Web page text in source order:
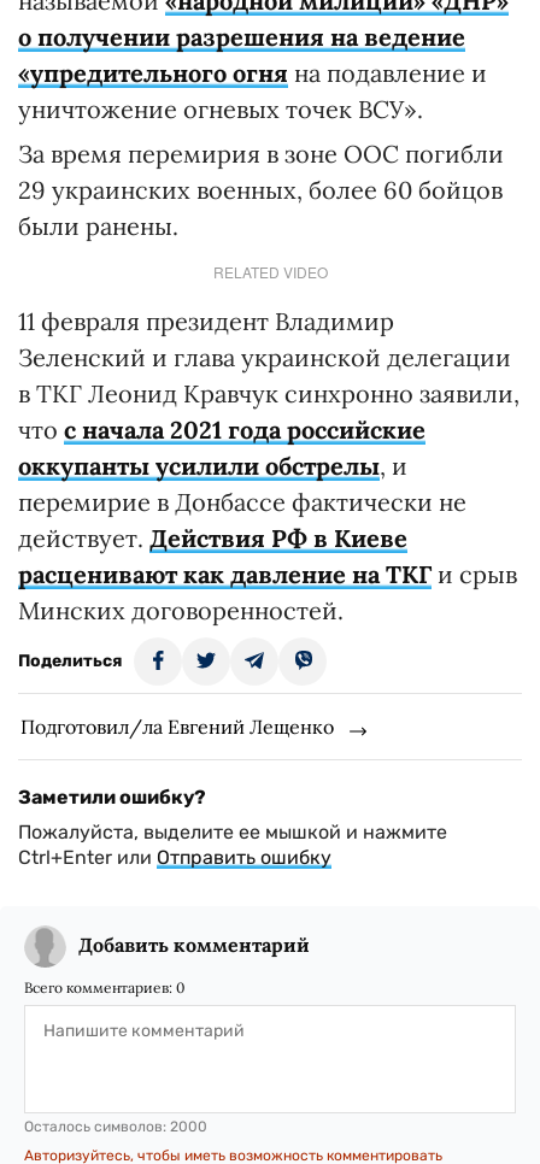
о получении разрешения на ведение
«упредительного огня на подавление и
уничтожение огневых точек ВСУ».
За время перемирия в зоне ООС погибли
29 украинских военных, более 60 бойцов
были ранены.
RELATED VIDEO
11 февраля президент Владимир
Зеленский и глава украинской делегации
в ТКГ Леонид Кравчук синхронно заявили,
что с начала 2021 года российские
оккупанты усилили обстрелы, и
перемирие в Донбассе фактически не
действует. Действия РФ в Киеве
расценивают как давление на ТКГ и срыв
Минских договоренностей.
Поделиться
Подготовил/ла Евгений Лещенко
Заметили ошибку?
Пожалуйста, выделите ее мышкой и нажмите
Ctrl+Enter или Отправить ошибку
Добавить комментарий
Всего комментариев: 0
Осталось символов: 2000
Авторизуйтесь, чтобы иметь возможность комментировать